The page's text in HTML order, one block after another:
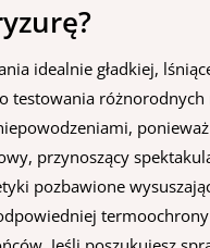
idealnie gładkiej,
testowania
przynoszący
pozbawione